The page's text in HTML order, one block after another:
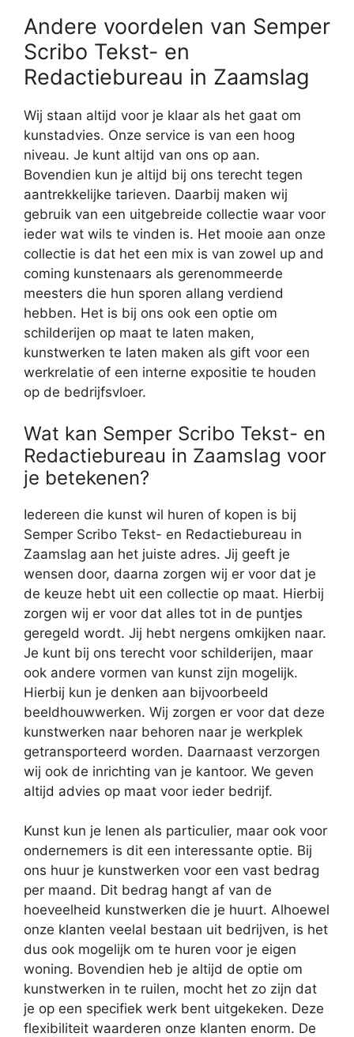
Andere voordelen van Semper
Scribo Tekst- en
Redactiebureau in Zaamslag
Wij staan altijd voor je klaar als het gaat om
kunstadvies. Onze service is van een hoog
niveau. Je kunt altijd van ons op aan.
Bovendien kun je altijd bij ons terecht tegen
aantrekkelijke tarieven. Daarbij maken wij
gebruik van een uitgebreide collectie waar voor
ieder wat wils te vinden is. Het mooie aan onze
collectie is dat het een mix is van zowel up and
coming kunstenaars als gerenommeerde
meesters die hun sporen allang verdiend
hebben. Het is bij ons ook een optie om
schilderijen op maat te laten maken,
kunstwerken te laten maken als gift voor een
werkrelatie of een interne expositie te houden
op de bedrijfsvloer.
Wat kan Semper Scribo Tekst- en
Redactiebureau in Zaamslag voor
je betekenen?
Iedereen die kunst wil huren of kopen is bij
Semper Scribo Tekst- en Redactiebureau in
Zaamslag aan het juiste adres. Jij geeft je
wensen door, daarna zorgen wij er voor dat je
de keuze hebt uit een collectie op maat. Hierbij
zorgen wij er voor dat alles tot in de puntjes
geregeld wordt. Jij hebt nergens omkijken naar.
Je kunt bij ons terecht voor schilderijen, maar
ook andere vormen van kunst zijn mogelijk.
Hierbij kun je denken aan bijvoorbeeld
beeldhouwwerken. Wij zorgen er voor dat deze
kunstwerken naar behoren naar je werkplek
getransporteerd worden. Daarnaast verzorgen
wij ook de inrichting van je kantoor. We geven
altijd advies op maat voor ieder bedrijf.
Kunst kun je lenen als particulier, maar ook voor
ondernemers is dit een interessante optie. Bij
ons huur je kunstwerken voor een vast bedrag
per maand. Dit bedrag hangt af van de
hoeveelheid kunstwerken die je huurt. Alhoewel
onze klanten veelal bestaan uit bedrijven, is het
dus ook mogelijk om te huren voor je eigen
woning. Bovendien heb je altijd de optie om
kunstwerken in te ruilen, mocht het zo zijn dat
je op een specifiek werk bent uitgekeken. Deze
flexibiliteit waarderen onze klanten enorm. De